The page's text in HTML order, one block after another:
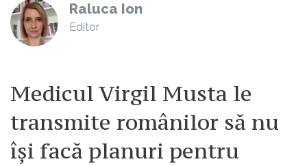
Raluca Ion
Editor
Medicul Virgil Musta le
transmite românilor să nu
își facă planuri pentru